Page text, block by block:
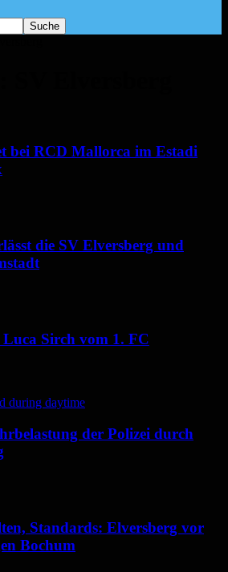
bei RCD Mallorca im Estadi
die SV Elversberg und
Sirch vom 1. FC
der Polizei durch
Standards: Elversberg vor
Bochum